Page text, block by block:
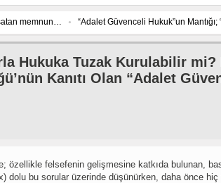
memnun… “Adalet Güvenceli Hukuk”un
Hukuk”un Mantığı; “Kamuyasal Toplum”un
Hukuka Tuzak Kurulabilir mi?
Kanıtı Olan “Adalet
özellikle felsefenin gelişmesine katkıda bulunan,
dolu bu sorular üzerinde düşünürken, daha önce hiç